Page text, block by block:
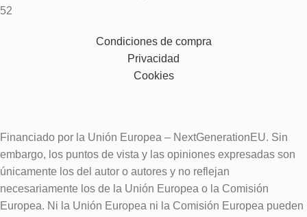
52
Condiciones de compra
Privacidad
Cookies
Financiado por la Unión Europea – NextGenerationEU. Sin
embargo, los puntos de vista y las opiniones expresadas son
únicamente los del autor o autores y no reflejan
necesariamente los de la Unión Europea o la Comisión
Europea. Ni la Unión Europea ni la Comisión Europea pueden